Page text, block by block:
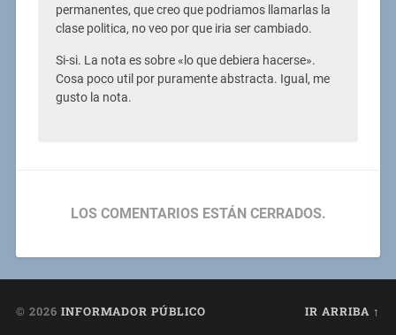
permanentes, que creo que podriamos llamarlas la
clase politica, no veo por que iria ser cambiado.
Si-si. La nota es sobre «lo que debiera hacerse».
Cosa poco util por puramente abstracta. Igual, me
gusto la nota.
LOS COMENTARIOS ESTÁN CERRADOS.
© 2026 INFORMADOR PÚBLICO IR ARRIBA ↑